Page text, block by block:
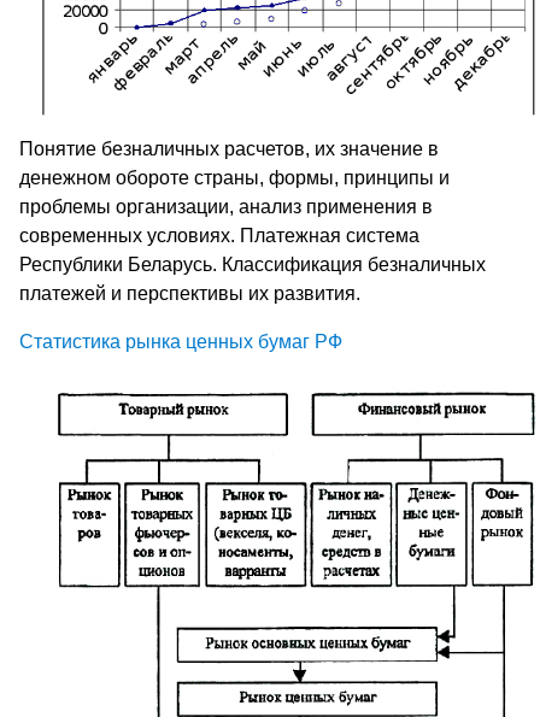
Понятие безналичных расчетов, их значение в
денежном обороте страны, формы, принципы и
проблемы организации, анализ применения в
современных условиях. Платежная система
Республики Беларусь. Классификация безналичных
платежей и перспективы их развития.
Статистика рынка ценных бумаг РФ